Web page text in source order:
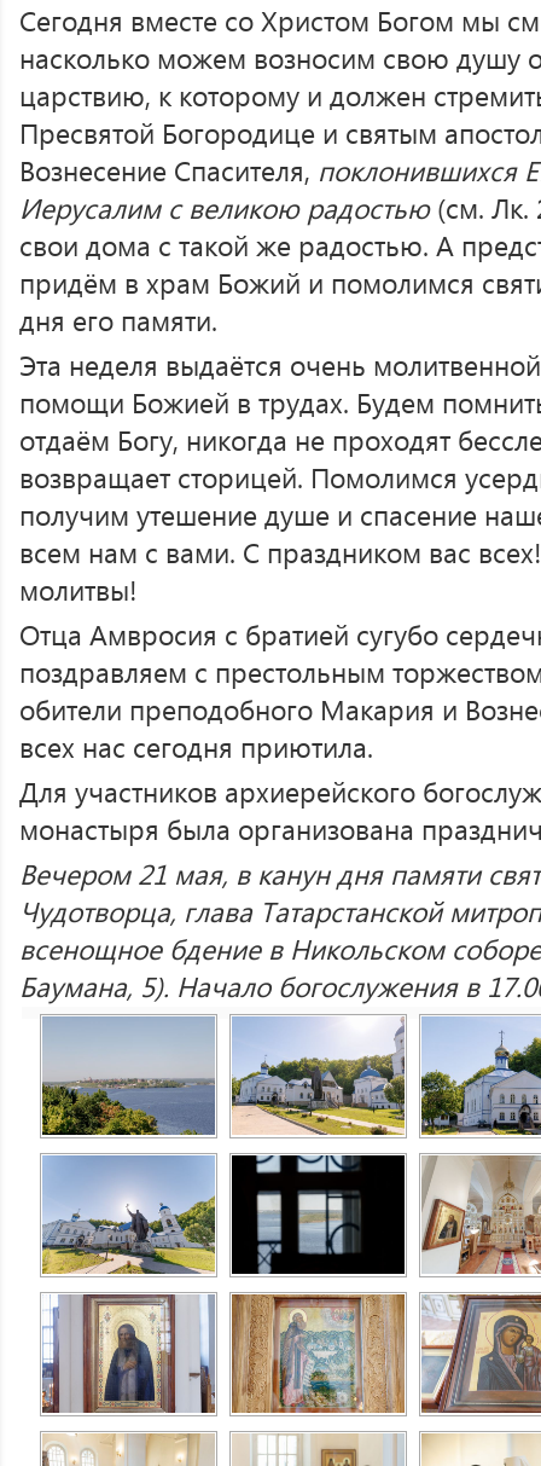
Сегодня вместе со Христом Богом мы
насколько можем возносим свою душу
царствию, к которому и должен
Пресвятой Богородице и святым
Вознесение Спасителя, поклонившихся
Иерусалим с великою радостью(см. Лк.
свои дома с такой же радостью. А
придём в храм Божий и помолимся
дня его памяти.
Эта неделя выдаётся очень
помощи Божией в трудах. Будем
отдаём Богу, никогда не проходят
возвращает сторицей. Помолимся
получим утешение душе и спасение
всем нам с вами. С праздником вас
молитвы!
Отца Амвросия с братией сугубо
поздравляем с престольным
обители преподобного Макария и
всех нас сегодня приютила.
Для участников архиерейского
монастыря была организована
Вечером 21 мая, в канун дня памяти
Чудотворца, глава Татарстанской
всенощное бдение в Никольском
Баумана, 5). Начало богослужения в